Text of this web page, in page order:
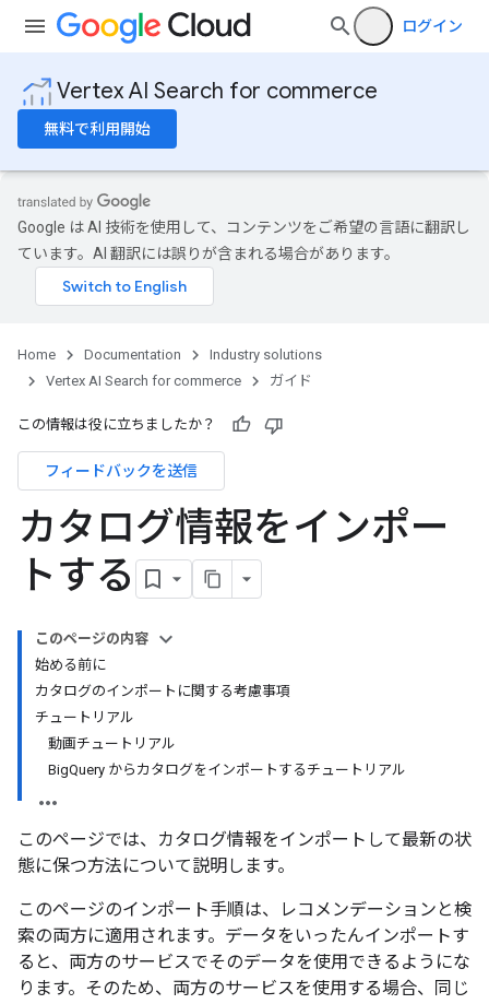
ログイン
Vertex AI Search for commerce
無料で利用開始
Google は AI 技術を使用して、コンテンツをご希望の言語に翻訳し
ています。AI 翻訳には誤りが含まれる場合があります。
Home Documentation
Industry solutions
Vertex AI Search for commerce
ガイド
この情報は役に立ちましたか？
フィードバックを送信
カタログ情報をインポー
トする
このページの内容
始める前に
カタログのインポートに関する考慮事項
チュートリアル
動画チュートリアル
BigQuery からカタログをインポートするチュートリアル
このページでは、カタログ情報をインポートして最新の状
態に保つ方法について説明します。
このページのインポート手順は、レコメンデーションと検
索の両方に適用されます。データをいったんインポートす
ると、両方のサービスでそのデータを使用できるようにな
ります。そのため、両方のサービスを使用する場合、同じ